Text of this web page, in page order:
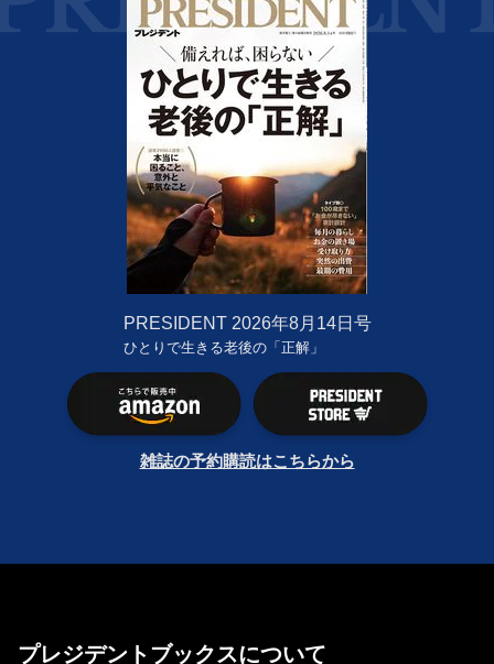
PRESIDENT 2026年8月14日号
ひとりで生きる老後の「正解」
雑誌の予約購読はこちらから
プレジデントブックスについて